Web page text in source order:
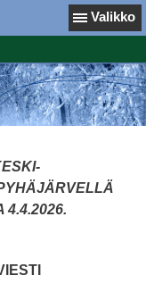
Valikko
4.4.2026.